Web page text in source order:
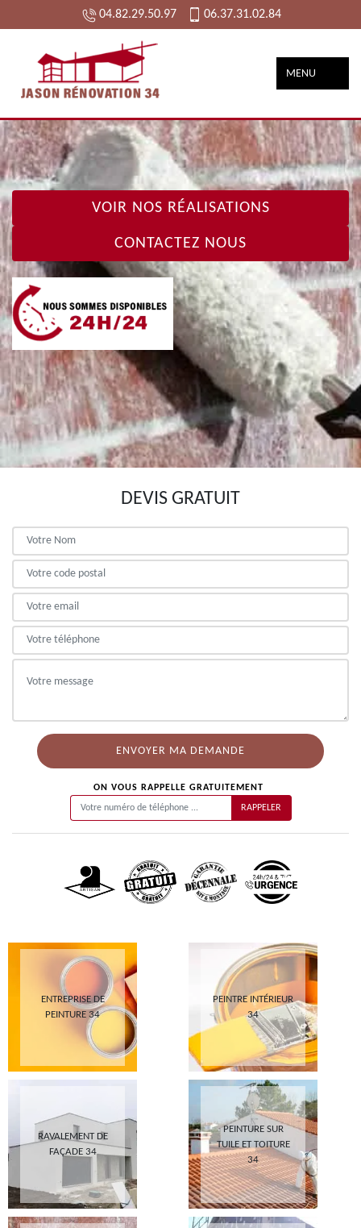
04.82.29.50.97 06.37.31.02.84
MENU
VOIR NOS RÉALISATIONS
CONTACTEZ NOUS
DEVIS GRATUIT
ON VOUS RAPPELLE GRATUITEMENT
ENTREPRISE DE
PEINTURE 34
PEINTRE INTÉRIEUR
34
RAVALEMENT DE
FAÇADE 34
PEINTURE SUR
TUILE ET TOITURE
34